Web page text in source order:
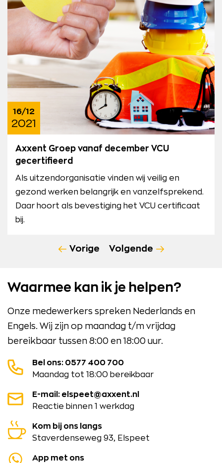
16/12
2021
Axxent Groep vanaf december VCU
gecertifieerd
Als uitzendorganisatie vinden wij veilig en
gezond werken belangrijk en vanzelfsprekend.
Daar hoort als bevestiging het VCU certificaat
bij.
Vorige Volgende
Waarmee kan ik je helpen?
Onze medewerkers spreken Nederlands en
Engels. Wij zijn op maandag t/m vrijdag
bereikbaar tussen 8:00 en 18:00 uur.
Bel ons: 0577 400 700
Maandag tot 18:00 bereikbaar
E-mail: elspeet@axxent.nl
Reactie binnen 1 werkdag
Kom bij ons langs
Staverdenseweg 93, Elspeet
App met ons